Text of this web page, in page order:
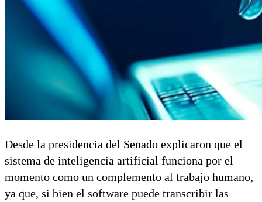
Desde la presidencia del Senado explicaron que el
sistema de inteligencia artificial funciona por el
momento como un complemento al trabajo humano,
ya que, si bien el software puede transcribir las